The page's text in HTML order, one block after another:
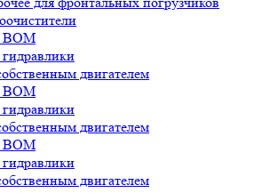
ВОМ
гидравлики
двигателем
ВОМ
гидравлики
двигателем
ВОМ
гидравлики
двигателем